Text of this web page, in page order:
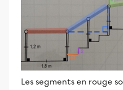
Les segments en rouge